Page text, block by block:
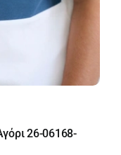
26-06168-